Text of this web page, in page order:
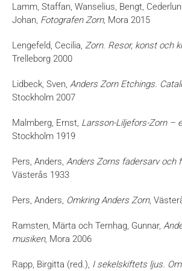
Lamm, Staffan, Wanselius, Bengt,
Johan, Fotografen Zorn, Mora 2015
Lengefeld, Cecilia, Zorn. Resor, konst och
Trelleborg 2000
Lidbeck, Sven, Anders Zorn Etchings.
Stockholm 2007
Malmberg, Ernst, Larsson-Liljefors-Zorn –
Stockholm 1919
Pers, Anders, Anders Zorns fadersarv och
Västerås 1933
Pers, Anders, Omkring Anders Zorn,
Ramsten, Märta och Ternhag, Gunnar,
musiken, Mora 2006
Rapp, Birgitta (red.), I sekelskiftets ljus.